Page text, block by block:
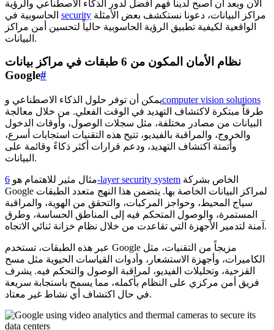
الآن وبعد أن أصبح لدينا فهم أفضل لدور الذكاء الاصطناعي والرؤية
security
الواقعية لكيفية تطبيق الرؤية الحاسوبية حالياً لتحسين أمن مراكز
البيانات.
نظام الأمان المكون من 6 طبقات في مراكز بيانات
Google#
يمكن أن توفر حلول الذكاء الاصطناعي وcomputer vision solutions
طرقاً مبتكرة لاكتشاف التهديد في الوقت الفعلي. من خلال معالجة
البيانات من مصادر مختلفة، مثل سجلات الوصول، وأوقات الدخول
والخروج، والمراقبة بالفيديو، تتيح هذه التقنيات استجابات أسرع،
وأتمتة اكتشاف التهديد، ودعم قرارات أكثر ذكاءً وقائمة على
البيانات.
مثال مثير للاهتمام هو6-layer security system
Google لمراكز البيانات الخاصة بها. يتضمن هذا النهج متعدد الطبقات
سياج المحيط، وحواجز المركبات، والتحقق من الهوية، والمراقبة
المستمرة، والوصول المتحكم فيه إلى المناطق الحساسة، وطرق
آمنة لتدمير الأجهزة التي تقاعدت من خلال نظام خزانة ثنائي الاتجاه.
عبر هذه الطبقات، تستخدم Google مزيجاً من التقنيات، مثل
الكاميرات، وأجهزة الاستشعار، وأدوات القياسات الحيوية مثل مسح
القزحية، وتحليلات الفيديو، لمراقبة الوصول والتحكم فيه. يشرف
فريق أمن مركزي على النظام بأكمله، مما يسمح باستجابة سريعة
في حال اكتشاف أي نشاط غير معتاد.